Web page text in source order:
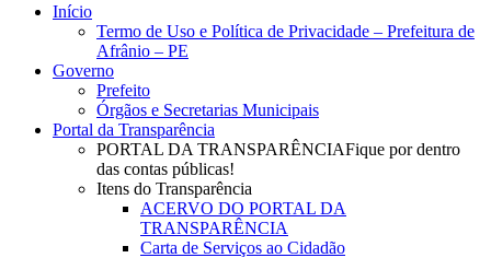
search
Menu
Início
Termo de Uso e Política de Privacidade – Prefeitura de
Afrânio – PE
Governo
Prefeito
Órgãos e Secretarias Municipais
Portal da Transparência
PORTAL DA TRANSPARÊNCIAFique por dentro
das contas públicas!
Itens do Transparência
ACERVO DO PORTAL DA
TRANSPARÊNCIA
Carta de Serviços ao Cidadão